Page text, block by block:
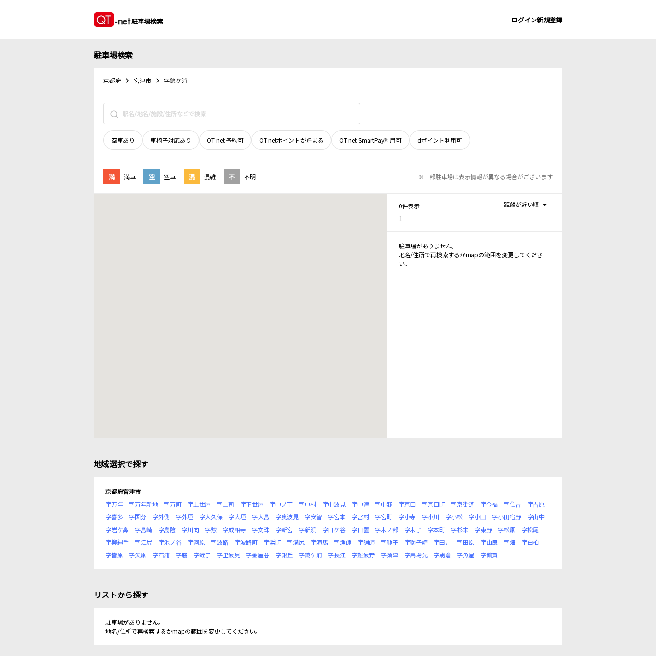
駐車場検索 ログイン新規登録
駐車場検索
京都府 宮津市 字鏡ケ浦
空車あり 車椅子対応あり QT-net 予約可 QT-netポイントが貯まる QT-net SmartPay利用可 dポイント利用可
満 満車 空 空車 混 混雑 不 不明 ※一部駐車場は表示情報が異なる場合がございます
0件表示
1
距離が近い順
駐車場がありません。
地名/住所で再検索するかmapの範囲を変更してくださ
い。
地域選択で探す
京都府宮津市
字万年
字万年新地 字万町 字上世屋 字上司 字下世屋 字中ノ丁 字中村 字中波見 字中津 字中野 字京口 字京口町 字京街道 字今福 字住吉
字吉原
字喜多
字国分 字外側 字外垣 字大久保 字大垣 字大島 字奥波見 字安智 字宮本 字宮村 字宮町 字小寺 字小川 字小松 字小田 字小田宿野
字山中
字岩ケ鼻
字島崎 字島陰 字川向 字惣 字成相寺 字文珠 字新宮 字新浜 字日ケ谷 字日置 字木ノ部 字木子 字本町 字杉末 字東野 字松原
字松尾
字柳縄手
字江尻 字池ノ谷 字河原 字波路 字波路町 字浜町 字溝尻 字滝馬 字漁師 字猟師 字獅子 字獅子崎 字田井 字田原 字由良 字畑
字白柏
字皆原
字矢原 字石浦 字脇 字蛭子 字里波見 字金屋谷 字銀丘 字鏡ケ浦 字長江 字難波野 字須津 字馬場先 字駒倉 字魚屋 字鶴賀
リストから探す
駐車場がありません。
地名/住所で再検索するかmapの範囲を変更してください。